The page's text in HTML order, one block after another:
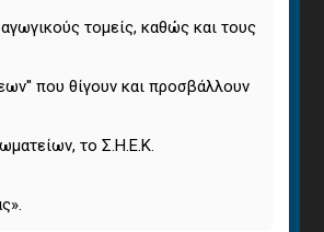
τομείς, καθώς και τους
που θίγουν και προσβάλλουν
το Σ.Η.Ε.Κ.